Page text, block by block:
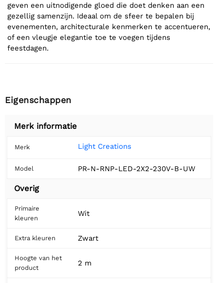
geven een uitnodigende gloed die doet denken aan een
gezellig samenzijn. Ideaal om de sfeer te bepalen bij
evenementen, architecturale kenmerken te accentueren,
of een vleugje elegantie toe te voegen tijdens
feestdagen.
Eigenschappen
Merk informatie
Merk Light Creations
Model PR-N-RNP-LED-2X2-230V-B-UW
Overig
Primaire
kleuren
Wit
Extra kleuren Zwart
Hoogte van het
product
2 m